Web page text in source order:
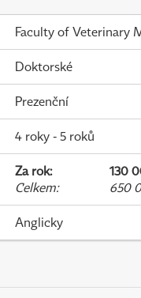
Faculty of Veterinary
Doktorské
Prezenční
4 roky - 5 roků
Za rok:
130
Celkem: 650
Anglicky